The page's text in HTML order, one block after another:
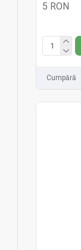
5 RON
Cumpără